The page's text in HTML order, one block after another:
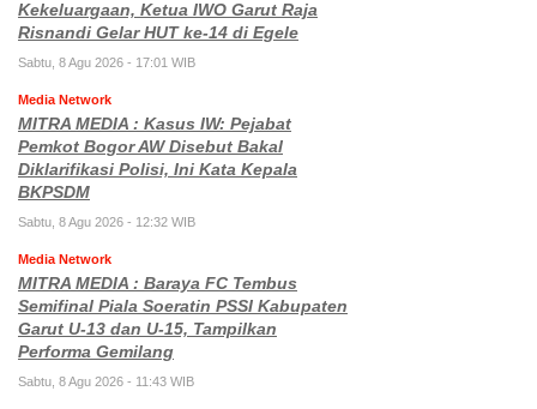
Kekeluargaan, Ketua IWO Garut Raja
Risnandi Gelar HUT ke-14 di Egele
Sabtu, 8 Agu 2026 - 17:01 WIB
Media Network
MITRA MEDIA : Kasus IW: Pejabat
Pemkot Bogor AW Disebut Bakal
Diklarifikasi Polisi, Ini Kata Kepala
BKPSDM
Sabtu, 8 Agu 2026 - 12:32 WIB
Media Network
MITRA MEDIA : Baraya FC Tembus
Semifinal Piala Soeratin PSSI Kabupaten
Garut U-13 dan U-15, Tampilkan
Performa Gemilang
Sabtu, 8 Agu 2026 - 11:43 WIB